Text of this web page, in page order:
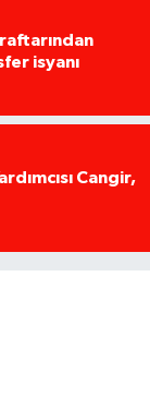
isyanı
Cangir,